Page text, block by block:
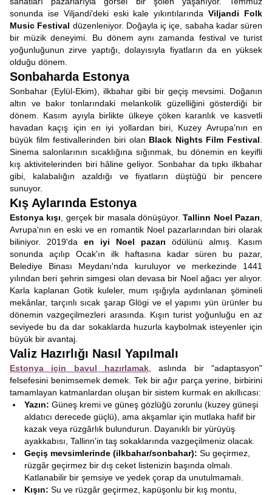
sonunda ise Viljandi'deki eski kale yıkıntılarındaViljandi Folk
Music Festival düzenleniyor. Doğayla iç içe, sabaha kadar süren
bir müzik deneyimi. Bu dönem aynı zamanda festival ve turist
yoğunluğunun zirve yaptığı, dolayısıyla fiyatların da en yüksek
olduğu dönem.
Sonbaharda Estonya
Sonbahar (Eylül-Ekim), ilkbahar gibi bir geçiş mevsimi. Doğanın
altın ve bakır tonlarındaki melankolik güzelliğini gösterdiği bir
dönem. Kasım ayıyla birlikte ülkeye çöken karanlık ve kasvetli
havadan kaçış için en iyi yollardan biri, Kuzey Avrupa'nın en
büyük film festivallerinden biri olan Black Nights Film Festival
Sinema salonlarının sıcaklığına sığınmak, bu dönemin en keyifli
kış aktivitelerinden biri hâline geliyor. Sonbahar da tıpkı ilkbahar
gibi, kalabalığın azaldığı ve fiyatların düştüğü bir pencere
sunuyor.
Kış Aylarında Estonya
Estonya kışı , gerçek bir masala dönüşüyor.Tallinn Noel Pazarı
Avrupa'nın en eski ve en romantik Noel pazarlarından biri olarak
biliniyor. 2019'da en iyi Noel pazarı ödülünü almış. Kasım
sonunda açılıp Ocak'ın ilk haftasına kadar süren bu pazar,
Belediye Binası Meydanı'nda kuruluyor ve merkezinde 1441
yılından beri şehrin simgesi olan devasa bir Noel ağacı yer alıyor.
Karla kaplanan Gotik kuleler, mum ışığıyla aydınlanan şömineli
mekânlar, tarçınlı sıcak şarap Glögi ve el yapımı yün ürünler bu
dönemin vazgeçilmezleri arasında. Kışın turist yoğunluğu en az
seviyede bu da dar sokaklarda huzurla kaybolmak isteyenler için
büyük bir avantaj.
Valiz Hazırlığı Nasıl Yapılmalı
Estonya için bavul hazırlamak , aslında bir "adaptasyon"
felsefesini benimsemek demek. Tek bir ağır parça yerine, birbirini
tamamlayan katmanlardan oluşan bir sistem kurmak en akıllıcası:
Yazın: Güneş kremi ve güneş gözlüğü zorunlu (kuzey güneşi
aldatıcı derecede güçlü), ama akşamlar için mutlaka hafif bir
kazak veya rüzgârlık bulundurun. Dayanıklı bir yürüyüş
ayakkabısı, Tallinn'in taş sokaklarında vazgeçilmeniz olacak.
Geçiş mevsimlerinde (ilkbahar/sonbahar): Su geçirmez,
rüzgâr geçirmez bir dış ceket listenizin başında olmalı.
Katlanabilir bir şemsiye ve yedek çorap da unutulmamalı.
Kışın: Su ve rüzgâr geçirmez, kapüşonlu bir kış montu,